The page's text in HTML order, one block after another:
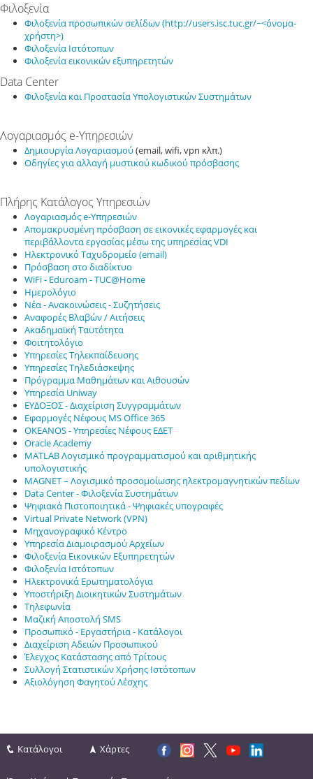
Φιλοξενία
Φιλοξενία προσωπικών σελίδων (http://users.isc.tuc.gr/~<όνομα-
χρήστη>)
Φιλοξενία Ιστότοπων
Φιλοξενία εικονικών εξυπηρετητών
Data Center
Φιλοξενία και Προστασία Υπολογιστικών Συστημάτων
Λογαριασμός e-Υπηρεσιών
Δημιουργία Λογαριασμού(email, wifi, vpn κλπ.)
Οδηγίες για αλλαγή μυστικού κωδικού πρόσβασης
Πλήρης Κατάλογος Υπηρεσιών
Λογαριασμός e-Yπηρεσιών
Απομακρυσμένη πρόσβαση σε εικονικές εφαρμογές και
περιβάλλοντα εργασίας μέσω της υπηρεσίας VDI
Ηλεκτρονικό Ταχυδρομείο (email)
Πρόσβαση στο διαδίκτυο
WiFi - Eduroam - TUC@Home
Ημερολόγιο
Νέα - Ανακοινώσεις - Συζητήσεις
Αναφορές Βλαβών / Αιτήσεις
Ακαδημαϊκή Ταυτότητα
Φοιτητολόγιο
Υπηρεσίες Τηλεκπαίδευσης
Υπηρεσίες Τηλεδιάσκεψης
Πρόγραμμα Μαθημάτων και Αιθουσών
Υπηρεσία Uniway
ΕΥΔΟΞΟΣ - Διαχείριση Συγγραμμάτων
Εφαρμογές Νέφους MS Office 365
OKEANOS - Υπηρεσίες Νέφους ΕΔΕΤ
Oracle Academy
MATLAB Λογισμικό προγραμματισμού και αριθμητικής
υπολογιστικής
MAGNET – Λογισμικό προσομοίωσης ηλεκτρομαγνητικών πεδίων
Data Center - Φιλοξενία Συστημάτων
Ψηφιακά Πιστοποιητικά - Ψηφιακές υπογραφές
Virtual Private Network (VPN)
Μηχανογραφικό Κέντρο
Υπηρεσία Διαμοιρασμού Αρχείων
Φιλοξενία Εικονικών Εξυπηρετητών
Φιλοξενία Ιστότοπων
Ηλεκτρονικά Ερωτηματολόγια
Υποστήριξη Διοικητικών Συστημάτων
Τηλεφωνία
Μαζική Αποστολή SMS
Προσωπικό - Εργαστήρια - Κατάλογοι
Διαχείριση Αδειών Προσωπικού
Έλεγχος Κατάστασης από Τρίτους
Συλλογή Στατιστικών Χρήσης Ιστότοπων
Αξιολόγηση Φαγητού Λέσχης
Κατάλογοι Χάρτες